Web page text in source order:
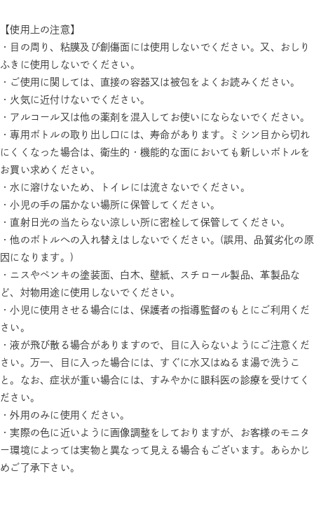
【使用上の注意】
・目の周り、粘膜及び創傷面には使用しないでください。又、おしり
ふきに使用しないでください。
・ご使用に関しては、直接の容器又は被包をよくお読みください。
・火気に近付けないでください。
・アルコール又は他の薬剤を混入してお使いにならないでください。
・専用ボトルの取り出し口には、寿命があります。ミシン目から切れ
にくくなった場合は、衛生的・機能的な面においても新しいボトルを
お買い求めください。
・水に溶けないため、トイレには流さないでください。
・小児の手の届かない場所に保管してください。
・直射日光の当たらない涼しい所に密栓して保管してください。
・他のボトルへの入れ替えはしないでください。(誤用、品質劣化の原
因になります。)
・ニスやペンキの塗装面、白木、壁紙、スチロール製品、革製品な
ど、対物用途に使用しないでください。
・小児に使用させる場合には、保護者の指導監督のもとにご利用くだ
さい。
・液が飛び散る場合がありますので、目に入らないようにご注意くだ
さい。万一、目に入った場合には、すぐに水又はぬるま湯で洗うこ
と。なお、症状が重い場合には、すみやかに眼科医の診療を受けてく
ださい。
・外用のみに使用ください。
・実際の色に近いように画像調整をしておりますが、お客様のモニタ
ー環境によっては実物と異なって見える場合もございます。あらかじ
めご了承下さい。